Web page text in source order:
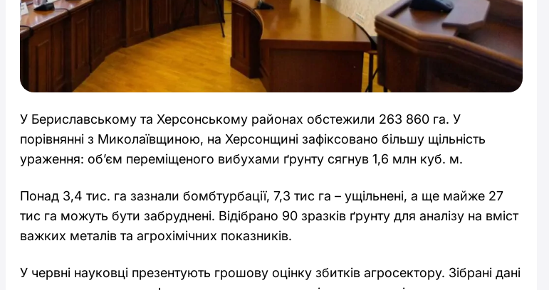
У Бериславському та Херсонському районах обстежили 263 860 га. У
порівнянні з Миколаївщиною, на Херсонщині зафіксовано більшу щільність
ураження: об’єм переміщеного вибухами ґрунту сягнув 1,6 млн куб. м.
Понад 3,4 тис. га зазнали бомбтурбації, 7,3 тис га – ущільнені, а ще майже 27
тис га можуть бути забруднені. Відібрано 90 зразків ґрунту для аналізу на вміст
важких металів та агрохімічних показників.
У червні науковці презентують грошову оцінку збитків агросектору. Зібрані дані